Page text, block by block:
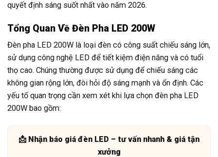
quyết định sáng suốt nhất vào năm 2026.
Tổng Quan Về Đèn Pha LED 200W
Đèn pha LED 200W là loại đèn có công suất chiếu sáng lớn,
sử dụng công nghệ LED để tiết kiệm điện năng và có tuổi
thọ cao. Chúng thường được sử dụng để chiếu sáng các
không gian rộng lớn, đòi hỏi độ sáng mạnh và ổn định. Các
yếu tố quan trọng cần xem xét khi lựa chọn đèn pha LED
200W bao gồm:
📩 Nhận báo giá đèn LED – tư vấn nhanh & giá tận
xưởng